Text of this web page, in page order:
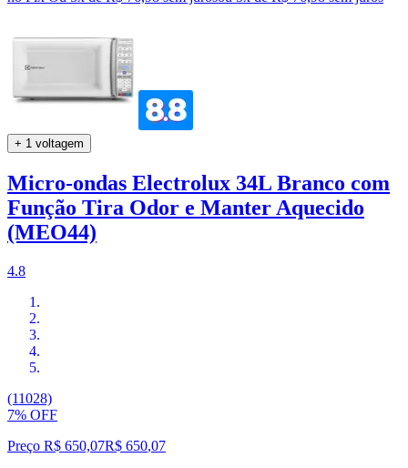
+ 1 voltagem
Micro-ondas Electrolux 34L Branco com
Função Tira Odor e Manter Aquecido
(MEO44)
4.8
(11028)
7% OFF
Preço R$ 650,07R$ 650,07